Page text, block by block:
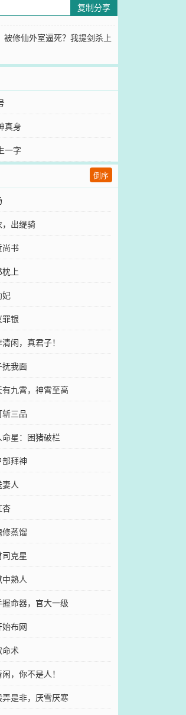
复制分享
被修仙外室逼死？我提剑杀上
真身
一字
倒序
出缇骑
尚书
上
妃
银
闲，真君子！
我面
九霄，神霄至高
三品
星：困猪破栏
拜神
人
杏
蒸馏
克星
熟人
命器，官大一级
布网
术
，你不是人！
是非，厌雪厌寒